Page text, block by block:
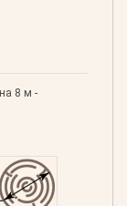
8 м -
180
Оцилиндрованний